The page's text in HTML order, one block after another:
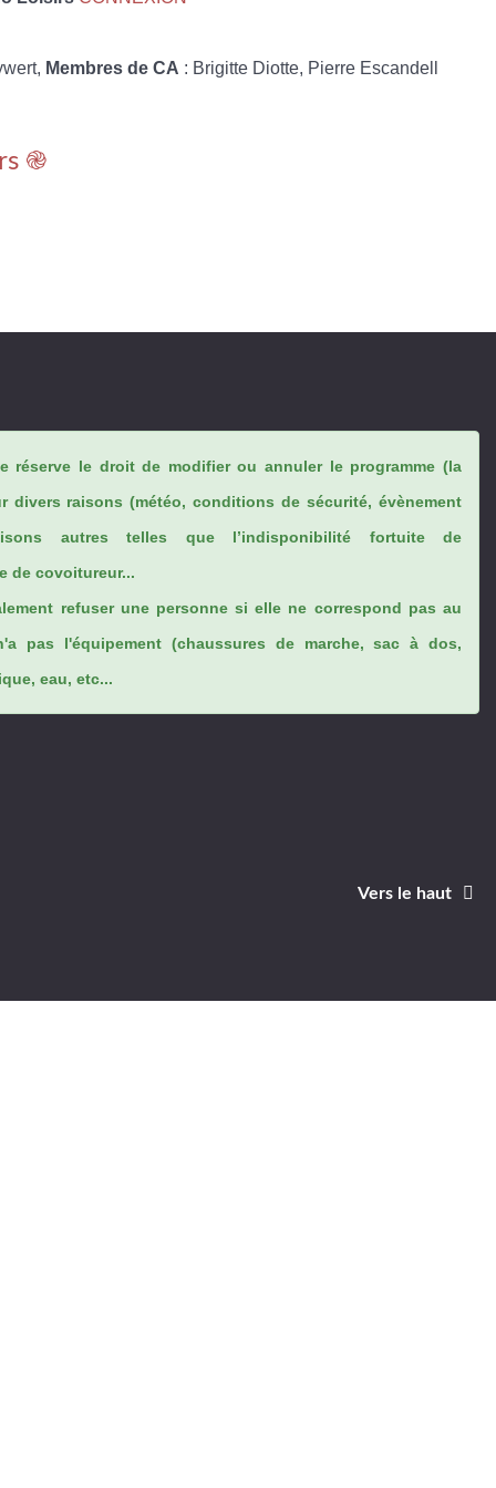
Membres de CA : Brigitte Diotte, Pierre Escandell
֎
réserve le droit de modifier ou annuler le programme (la
divers raisons (météo, conditions de sécurité, évènement
autres telles que l’indisponibilité fortuite de
de covoitureur...
refuser une personne si elle ne correspond pas au
pas l'équipement (chaussures de marche, sac à dos,
eau, etc...
Vers le haut